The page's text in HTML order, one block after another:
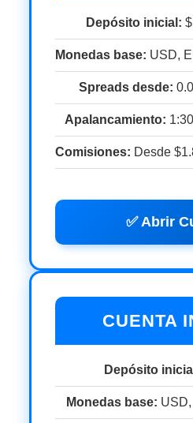
Depósito inicial:
Monedas base: USD,
Spreads desde:
Apalancamiento:
Comisiones: Desde
✅ Abrir
CUENTA
Depósito
Monedas base: